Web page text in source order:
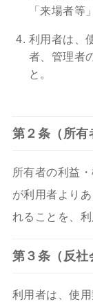
「来場者等
利用者は、
者、管理者
と。
第２条（所有
所有者の利益
が利用者より
れることを、
第３条（反社
利用者は、使